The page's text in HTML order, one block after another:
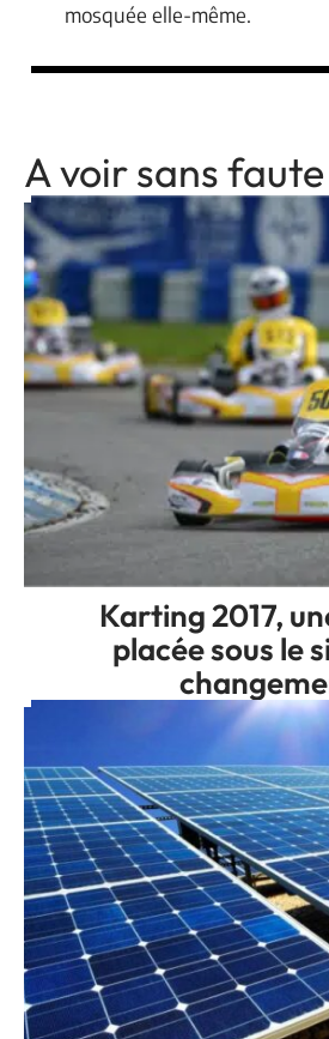
mosquée elle-même.
A voir sans faute
Karting 2017,
placée sous le